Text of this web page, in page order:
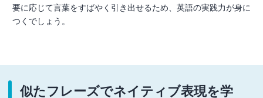
要に応じて言葉をすばやく引き出せるため、英語の実践力が身に
つくでしょう。
似たフレーズでネイティブ表現を学